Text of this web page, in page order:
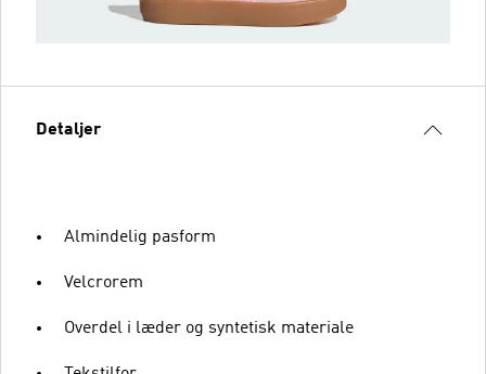
Detaljer
Almindelig pasform
Velcrorem
Overdel i læder og syntetisk materiale